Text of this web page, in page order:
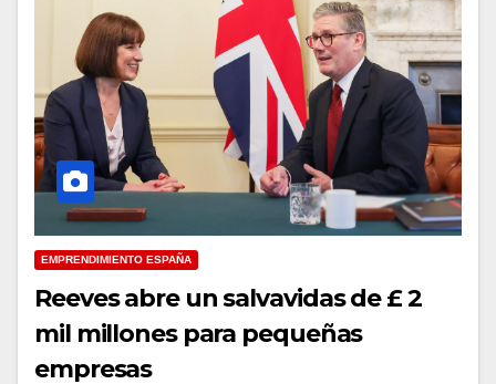
EMPRENDIMIENTO ESPAÑA
Reeves abre un salvavidas de £ 2
mil millones para pequeñas
empresas